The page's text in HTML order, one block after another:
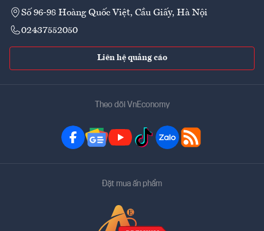
Số 96-98 Hoàng Quốc Việt, Cầu Giấy, Hà Nội
02437552050
Liên hệ quảng cáo
Theo dõi VnEconomy
Đặt mua ấn phẩm